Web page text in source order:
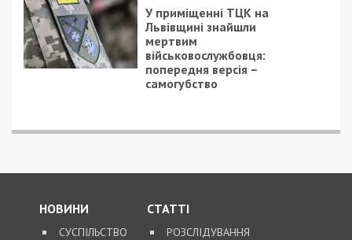
У приміщенні ТЦК на
Львівщині знайшли
мертвим
військовослужбовця:
попередня версія –
самогубство
НОВИНИ
СУСПІЛЬСТВО
СТАТТІ
РОЗСЛІДУВАННЯ